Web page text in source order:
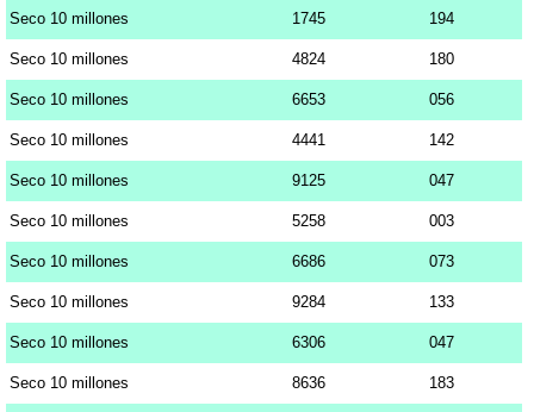
Seco 10 millones 1745 194
Seco 10 millones 4824 180
Seco 10 millones 6653 056
Seco 10 millones 4441 142
Seco 10 millones 9125 047
Seco 10 millones 5258 003
Seco 10 millones 6686 073
Seco 10 millones 9284 133
Seco 10 millones 6306 047
Seco 10 millones 8636 183